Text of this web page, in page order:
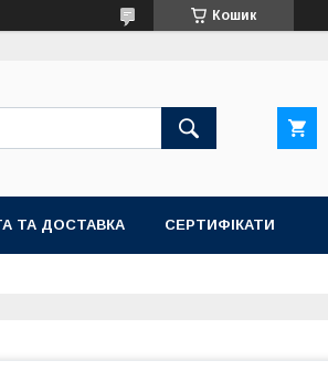
Кошик
ТА ДОСТАВКА СЕРТИФІКАТИ